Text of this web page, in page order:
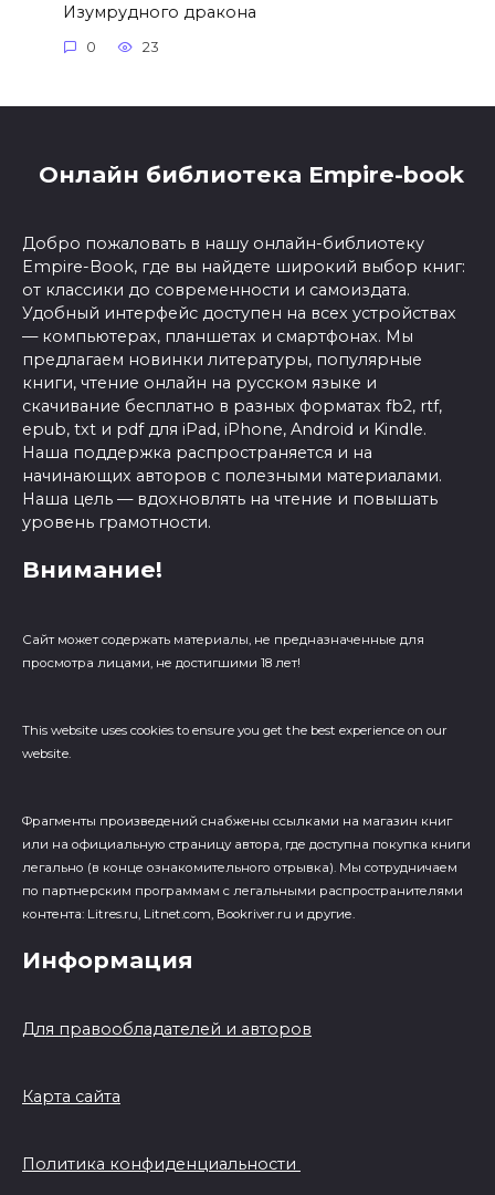
Изумрудного дракона
0 23
Онлайн библиотека Empire-book
Добро пожаловать в нашу онлайн-библиотеку
Empire-Book, где вы найдете широкий выбор книг:
от классики до современности и самоиздата.
Удобный интерфейс доступен на всех устройствах
— компьютерах, планшетах и смартфонах. Мы
предлагаем новинки литературы, популярные
книги, чтение онлайн на русском языке и
скачивание бесплатно в разных форматах fb2, rtf,
epub, txt и pdf для iPad, iPhone, Android и Kindle.
Наша поддержка распространяется и на
начинающих авторов с полезными материалами.
Наша цель — вдохновлять на чтение и повышать
уровень грамотности.
Внимание!
Сайт может содержать материалы, не предназначенные для
просмотра лицами, не достигшими 18 лет!
This website uses cookies to ensure you get the best experience on our
website.
Фрагменты произведений cнабжены ссылками на магазин книг
или на официальную страницу автора, где доступна покупка книги
легально (в конце ознакомительного отрывка). Мы сотрудничаем
по партнерским программам с легальными распространителями
контента: Litres.ru, Litnet.com, Bookriver.ru и другие.
Информация
Для правообладателей и авторов
Карта сайта
Политика конфиденциальности